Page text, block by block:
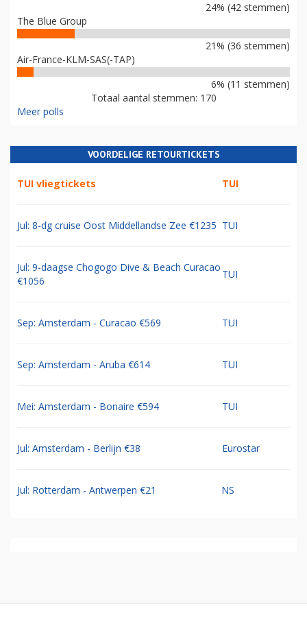
24% (42 stemmen)
The Blue Group
21% (36 stemmen)
Air-France-KLM-SAS(-TAP)
6% (11 stemmen)
Totaal aantal stemmen: 170
Meer polls
VOORDELIGE RETOURTICKETS
TUI vliegtickets TUI
Jul: 8-dg cruise Oost Middellandse Zee €1235 TUI
Jul: 9-daagse Chogogo Dive & Beach Curacao
€1056
TUI
Sep: Amsterdam - Curacao €569 TUI
Sep: Amsterdam - Aruba €614 TUI
Mei: Amsterdam - Bonaire €594 TUI
Jul: Amsterdam - Berlijn €38 Eurostar
Jul: Rotterdam - Antwerpen €21 NS